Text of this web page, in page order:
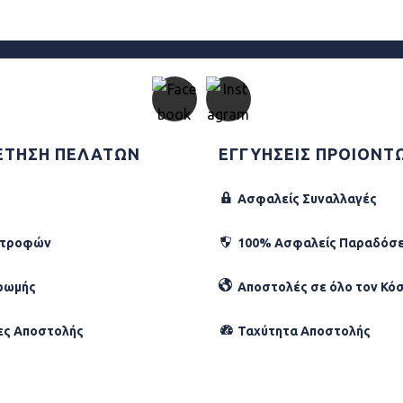
ΠΕΛΑΤΩΝ
Αποστολής
ΕΓΓΥΗΣΕΙΣ
Ασφαλείς Συναλλαγές
100% Ασφαλείς
Αποστολές σε όλο τον
Ταχύτητα Αποστολής